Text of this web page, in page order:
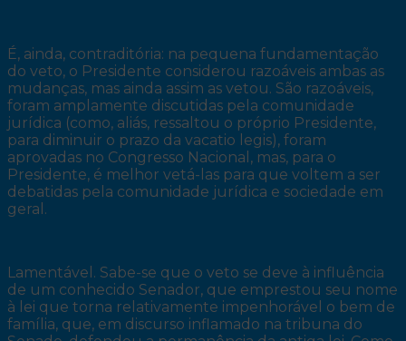
É, ainda, contraditória: na pequena fundamentação
do veto, o Presidente considerou razoáveis ambas as
mudanças, mas ainda assim as vetou. São razoáveis,
foram amplamente discutidas pela comunidade
jurídica (como, aliás, ressaltou o próprio Presidente,
para diminuir o prazo da vacatio legis), foram
aprovadas no Congresso Nacional, mas, para o
Presidente, é melhor vetá-las para que voltem a ser
debatidas pela comunidade jurídica e sociedade em
geral.
Lamentável. Sabe-se que o veto se deve à influência
de um conhecido Senador, que emprestou seu nome
à lei que torna relativamente impenhorável o bem de
família, que, em discurso inflamado na tribuna do